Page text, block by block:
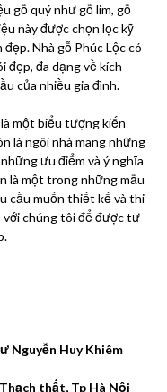
gỗ quý như gỗ lim, gỗ
này được chọn lọc kỹ
Nhà gỗ Phúc Lộc có
đẹp, đa dạng về kích
của nhiều gia đình.
một biểu tượng kiến
là ngôi nhà mang những
ưu điểm và ý nghĩa
là một trong những mẫu
cầu muốn thiết kế và thi
với chúng tôi để được tư
Nguyễn Huy Khiêm
thất, Tp Hà Nội